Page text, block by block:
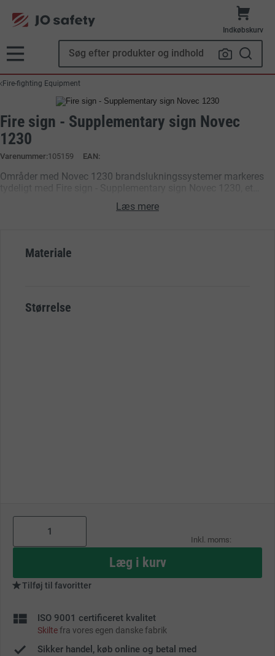
Indkøbskurv
Fire-fighting Equipment
Fire sign - Supplementary sign Novec
1230
Varenummer 105159 EAN:
Områder med Novec 1230 brandslukningssystemer markeres
tydeligt med Fire sign - Supplementary sign Novec 1230, et
IMO-godkendt skibsskilt. Skiltet sikrer korrekt identifikation af
slukningsmidlet, hvilket understøtter sikker brandhåndtering og
ombord.
Læs mere
Materiale
Størrelse
low
Læg i kurv
Tilføj til favoritter
ISO 9001 certificeret kvalitet
Skiltefra vores egen danske fabrik
Sikker handel, køb online og betal med